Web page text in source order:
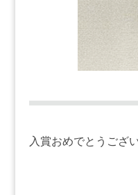
入賞おめでとうござい